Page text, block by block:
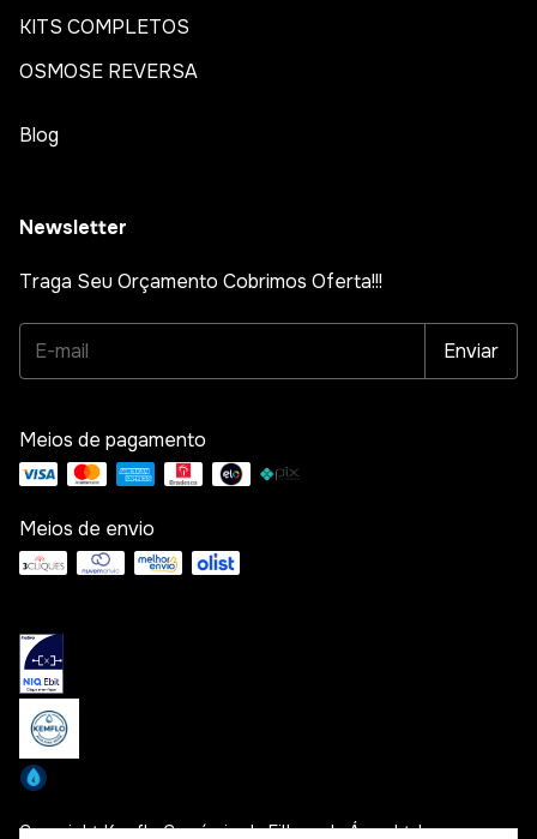
KITS COMPLETOS
OSMOSE REVERSA
Blog
Newsletter
Traga Seu Orçamento Cobrimos Oferta!!!
Meios de pagamento
Meios de envio
Copyright Kemflo Comércio de Filtros de Água Ltda -